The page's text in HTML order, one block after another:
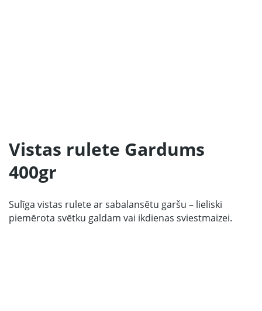
Par ražotāju
Kontakti
67 produktu kolekcija
Vistas rulete Gardums
400gr
Sulīga vistas rulete ar sabalansētu garšu – lieliski
piemērota svētku galdam vai ikdienas sviestmaizei.